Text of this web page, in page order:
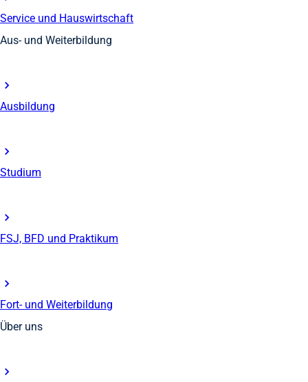
Service und Hauswirtschaft
Aus- und Weiterbildung
Ausbildung
Studium
FSJ, BFD und Praktikum
Fort- und Weiterbildung
Über uns